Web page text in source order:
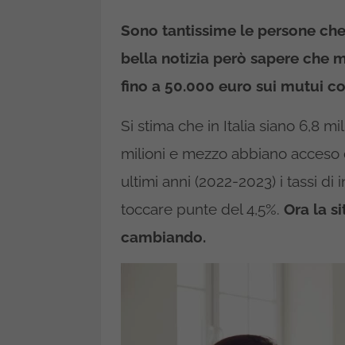
Sono tantissime le persone
bella notizia però sapere che
fino a 50.000 euro sui mutui
Si stima che in Italia siano 6,8
milioni e mezzo abbiano
ultimi anni (2022-2023) i tassi di
toccare punte del 4,5%. Ora la
cambiando.